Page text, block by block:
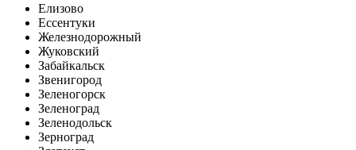
Елизово
Ессентуки
Железнодорожный
Жуковский
Забайкальск
Звенигород
Зеленогорск
Зеленоград
Зеленодольск
Зерноград